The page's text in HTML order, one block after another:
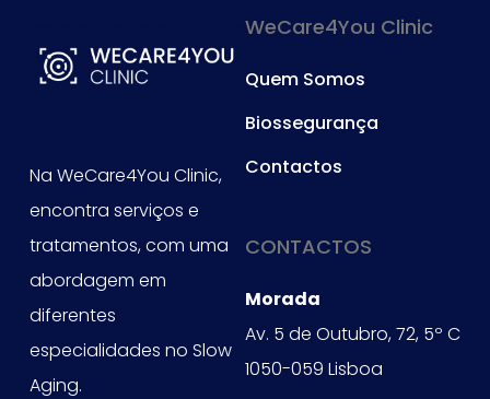
Na WeCare4You Clinic,
encontra serviços e
tratamentos, com uma
abordagem em
diferentes
especialidades no Slow
Aging.
WeCare4You Clinic
Quem Somos
Biossegurança
Contactos
CONTACTOS
Morada
Av. 5 de Outubro, 72, 5º C
1050-059 Lisboa